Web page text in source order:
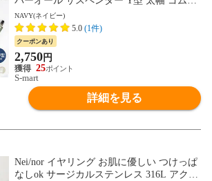
クリップ式 吊りバンド 黒 ブラック uv0897
i
NAVY(ネイビー)
5.0 (1件)
クーポンあり
2,750円
25
S-mart
詳細を見る
Nei/nor イヤリング お肌に優しい つけっぱ
なしok サージカルステンレス 316L アクセ